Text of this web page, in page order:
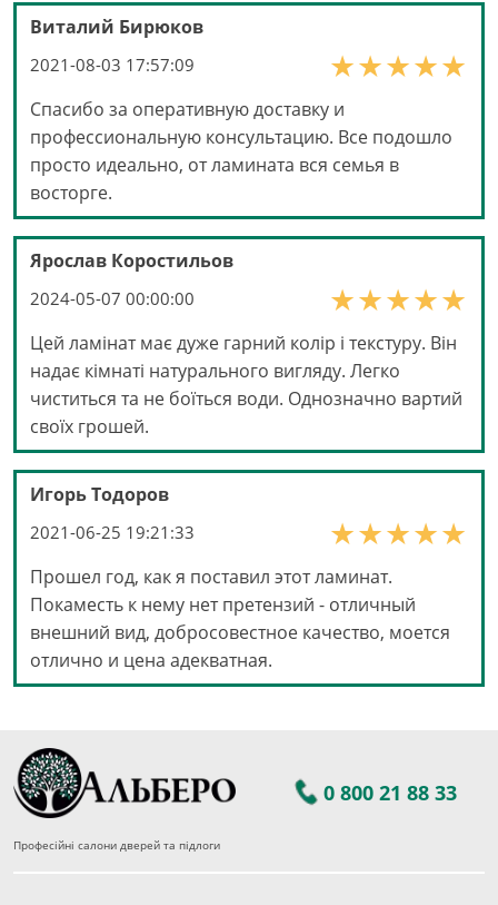
Виталий Бирюков
2021-08-03 17:57:09
Спасибо за оперативную доставку и
профессиональную консультацию. Все подошло
просто идеально, от ламината вся семья в
восторге.
Ярослав Коростильов
2024-05-07 00:00:00
Цей ламінат має дуже гарний колір і текстуру. Він
надає кімнаті натурального вигляду. Легко
чиститься та не боїться води. Однозначно вартий
своїх грошей.
Игорь Тодоров
2021-06-25 19:21:33
Прошел год, как я поставил этот ламинат.
Покаместь к нему нет претензий - отличный
внешний вид, добросовестное качество, моется
отлично и цена адекватная.
0 800 21 88 33
Професійні салони дверей та підлоги